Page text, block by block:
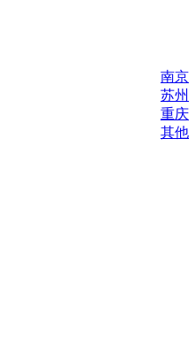
南京
苏州
重庆
其他